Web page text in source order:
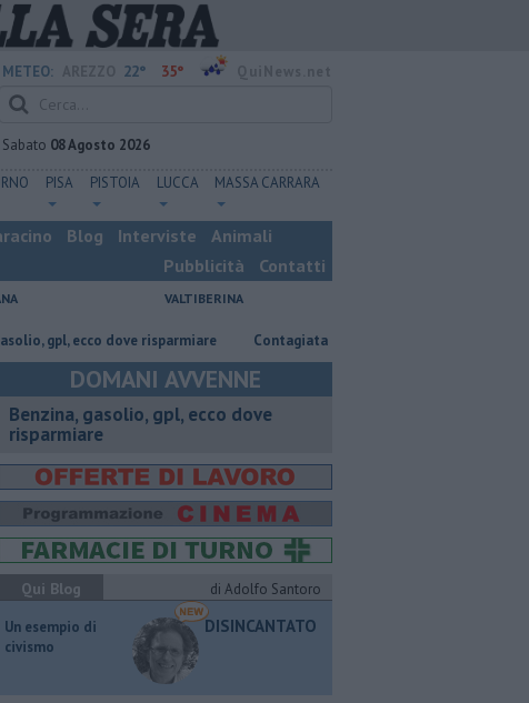
METEO: 22° 35°
Sabato 08 Agosto 2026
PISA PISTOIA LUCCA MASSA CARRARA
Blog Interviste
Animali
Pubblicità
Contatti
VALTIBERINA
ecco dove risparmiare Contagiata da legionella, non ce l'ha fatta
DOMANI AVVENNE
​Benzina, gasolio, gpl, ecco dove
risparmiare
Qui Blog
di Adolfo Santoro
​Un esempio di
civismo
DISINCANTATO